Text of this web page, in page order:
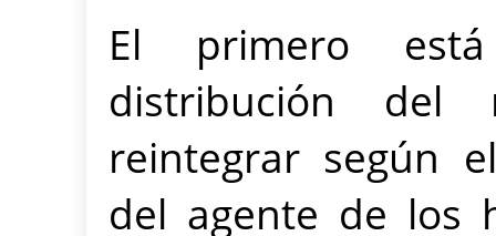
El primero
distribución
reintegrar según
del agente de los